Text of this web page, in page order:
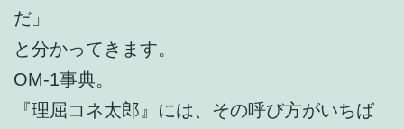
だ」
と分かってきます。
OM-1事典。
『理屈コネ太郎』には、その呼び方がいちば